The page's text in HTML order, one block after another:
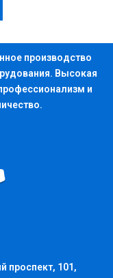
производство
Высокая
и
проспект, 101,